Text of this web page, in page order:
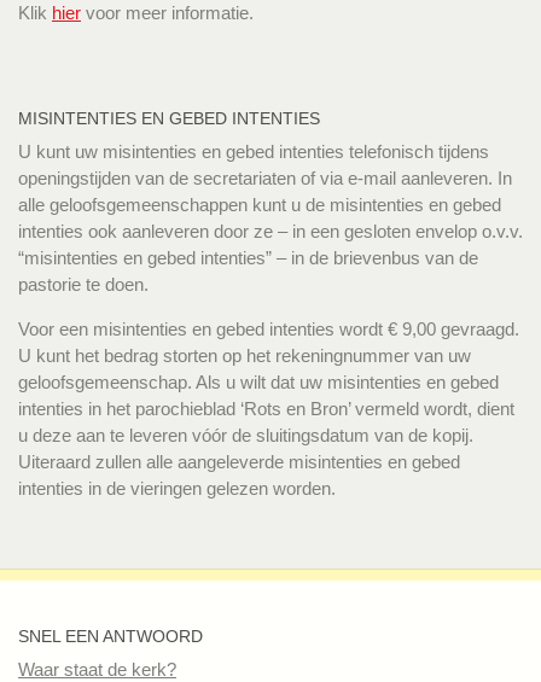
Klik hier voor meer informatie.
MISINTENTIES EN GEBED INTENTIES
U kunt uw misintenties en gebed intenties telefonisch tijdens
openingstijden van de secretariaten of via e-mail aanleveren. In
alle geloofsgemeenschappen kunt u de misintenties en gebed
intenties ook aanleveren door ze – in een gesloten envelop o.v.v.
“misintenties en gebed intenties” – in de brievenbus van de
pastorie te doen.
Voor een misintenties en gebed intenties wordt € 9,00 gevraagd.
U kunt het bedrag storten op het rekeningnummer van uw
geloofsgemeenschap. Als u wilt dat uw misintenties en gebed
intenties in het parochieblad ‘Rots en Bron’ vermeld wordt, dient
u deze aan te leveren vóór de sluitingsdatum van de kopij.
Uiteraard zullen alle aangeleverde misintenties en gebed
intenties in de vieringen gelezen worden.
SNEL EEN ANTWOORD
Waar staat de kerk?